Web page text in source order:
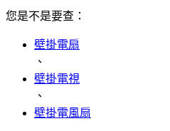
您是不是要查：
壁掛電扇
、
壁掛電視
、
壁掛電風扇